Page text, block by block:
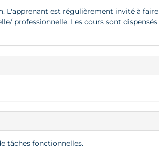
L'apprenant est régulièrement invité à faire
professionnelle. Les cours sont dispensés
tâches fonctionnelles.